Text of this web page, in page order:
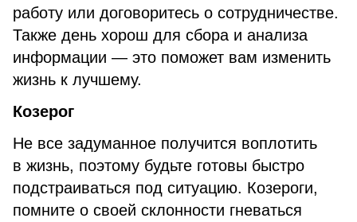
работу или договоритесь о сотрудничестве.
Также день хорош для сбора и анализа
информации — это поможет вам изменить
жизнь к лучшему.
Козерог
Не все задуманное получится воплотить
в жизнь, поэтому будьте готовы быстро
подстраиваться под ситуацию. Козероги,
помните о своей склонности гневаться